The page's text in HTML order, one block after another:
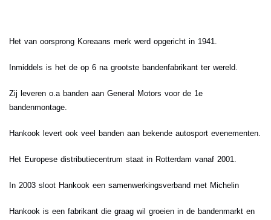
Het van oorsprong Koreaans merk werd opgericht in 1941.
Inmiddels is het de op 6 na grootste bandenfabrikant ter wereld.
Zij leveren o.a banden aan General Motors voor de 1e
bandenmontage.
Hankook levert ook veel banden aan bekende autosport evenementen.
Het Europese distributiecentrum staat in Rotterdam vanaf 2001.
In 2003 sloot Hankook een samenwerkingsverband met Michelin
Hankook is een fabrikant die graag wil groeien in de bandenmarkt en